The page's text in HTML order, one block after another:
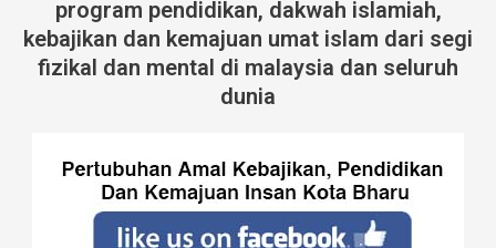
program pendidikan, dakwah islamiah,
kebajikan dan kemajuan umat islam dari segi
fizikal dan mental di malaysia dan seluruh
dunia